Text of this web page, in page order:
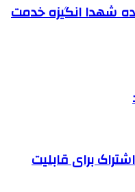
شهدا انگیزه خدمت
برای قابلیت